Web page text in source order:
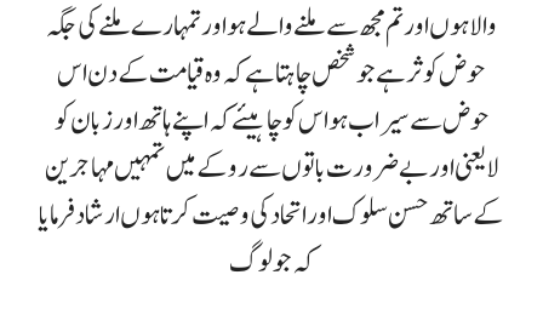
والاہوں اور تم مجھ سے ملنے والے ہو اور تمہارے ملنے کی جگہ
حوض کوثر ہے جو شخص چاہتا ہے کہ وہ قیامت کے دن اس
حوض سے سیراب ہو اس کو چاہیئے کہ اپنے ہاتھ اور زبان کو
لایعنی اور بے ضرورت باتوں سے روکے میں تمہیں مہاجرین
کے ساتھ حسن سلوک اور اتحاد کی وصیت کرتا ہوں ارشاد فرمایا
کہ جو لوگ